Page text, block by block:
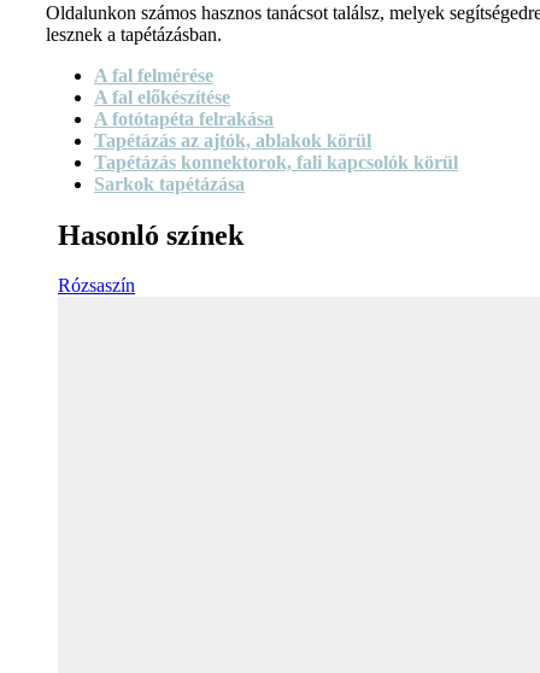
Oldalunkon számos hasznos tanácsot találsz, melyek
lesznek a tapétázásban.
A fal felmérése
A fal előkészítése
A fotótapéta felrakása
Tapétázás az ajtók, ablakok körül
Tapétázás konnektorok, fali kapcsolók körül
Sarkok tapétázása
Hasonló színek
Rózsaszín